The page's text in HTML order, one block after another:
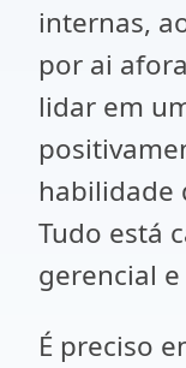
internas,
por ai
lidar em
habilidade
Tudo está
gerencial
É preciso